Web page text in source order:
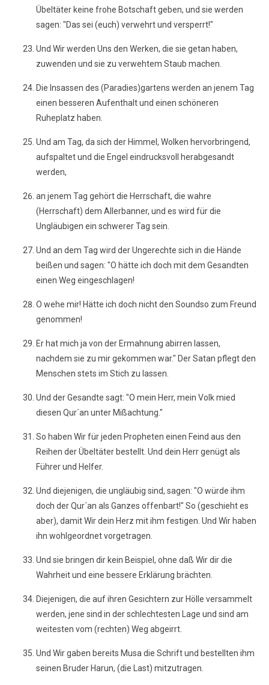
Übeltäter keine frohe Botschaft geben, und sie werden
sagen: "Das sei (euch) verwehrt und versperrt!"
Und Wir werden Uns den Werken, die sie getan haben,
zuwenden und sie zu verwehtem Staub machen.
Die Insassen des (Paradies)gartens werden an jenem Tag
einen besseren Aufenthalt und einen schöneren
Ruheplatz haben.
Und am Tag, da sich der Himmel, Wolken hervorbringend,
aufspaltet und die Engel eindrucksvoll herabgesandt
werden,
an jenem Tag gehört die Herrschaft, die wahre
(Herrschaft) dem Allerbanner, und es wird für die
Ungläubigen ein schwerer Tag sein.
Und an dem Tag wird der Ungerechte sich in die Hände
beißen und sagen: "O hätte ich doch mit dem Gesandten
einen Weg eingeschlagen!
O wehe mir! Hätte ich doch nicht den Soundso zum Freund
genommen!
Er hat mich ja von der Ermahnung abirren lassen,
nachdem sie zu mir gekommen war." Der Satan pflegt den
Menschen stets im Stich zu lassen.
Und der Gesandte sagt: "O mein Herr, mein Volk mied
diesen Qur´an unter Mißachtung."
So haben Wir für jeden Propheten einen Feind aus den
Reihen der Übeltäter bestellt. Und dein Herr genügt als
Führer und Helfer.
Und diejenigen, die ungläubig sind, sagen: "O würde ihm
doch der Qur´an als Ganzes offenbart!" So (geschieht es
aber), damit Wir dein Herz mit ihm festigen. Und Wir haben
ihn wohlgeordnet vorgetragen.
Und sie bringen dir kein Beispiel, ohne daß Wir dir die
Wahrheit und eine bessere Erklärung brächten.
Diejenigen, die auf ihren Gesichtern zur Hölle versammelt
werden, jene sind in der schlechtesten Lage und sind am
weitesten vom (rechten) Weg abgeirrt.
Und Wir gaben bereits Musa die Schrift und bestellten ihm
seinen Bruder Harun, (die Last) mitzutragen.